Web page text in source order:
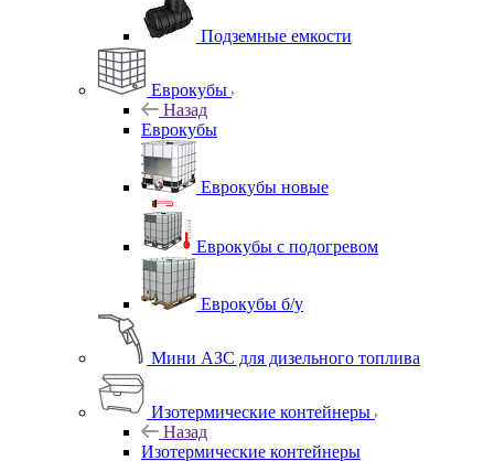
Подземные емкости
Еврокубы
Назад
Еврокубы
Еврокубы новые
Еврокубы с подогревом
Еврокубы б/у
Мини АЗС для дизельного топлива
Изотермические контейнеры
Назад
Изотермические контейнеры